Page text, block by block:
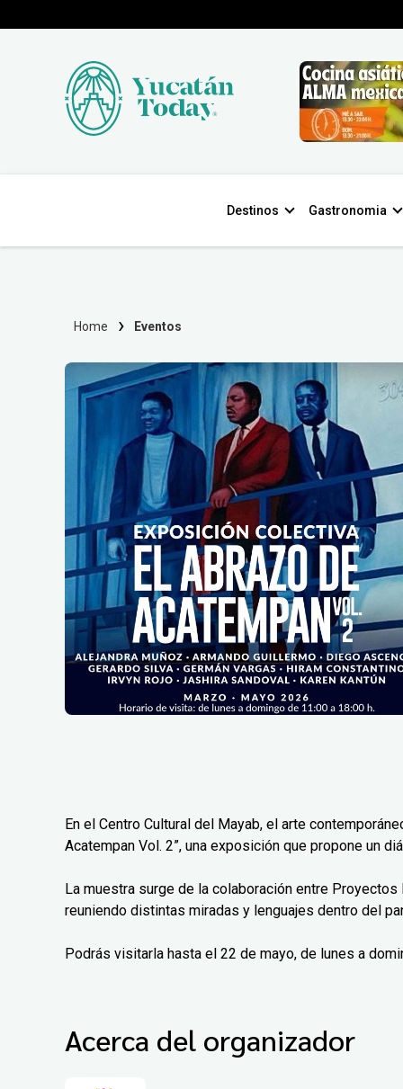
Destinos Gastronomia
Home Eventos
En el Centro Cultural del Mayab, el arte
Acatempan Vol. 2”, una exposición que propone un
La muestra surge de la colaboración entre
reuniendo distintas miradas y lenguajes dentro del
Podrás visitarla hasta el 22 de mayo, de lunes a
Acerca del organizador